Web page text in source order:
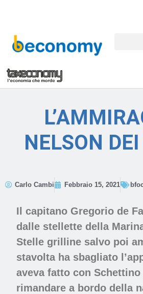
NELSON
Carlo Cambi Febbraio 15, 2021
Il capitano Gregorio de
dalle stellette della
Stelle grilline salvo poi
stavolta ha sbagliato
aveva fatto con Schettino
rimandare a bordo della